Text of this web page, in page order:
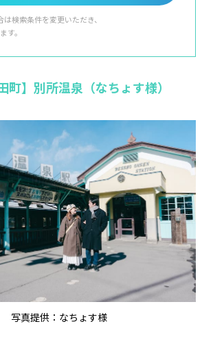
検索条件を変更いただき、
す。
町】別所温泉（なちょす様）
写真提供：なちょす様